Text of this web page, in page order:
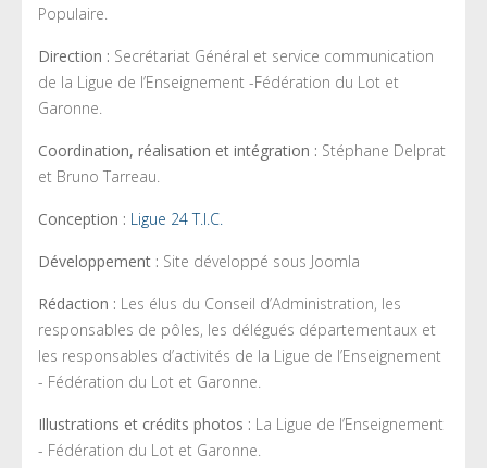
Populaire.
Direction : Secrétariat Général et service communication
de la Ligue de l’Enseignement -Fédération du Lot et
Garonne.
Coordination, réalisation et intégration : Stéphane Delprat
et Bruno Tarreau.
Conception : Ligue 24 T.I.C.
Développement : Site développé sous Joomla
Rédaction : Les élus du Conseil d’Administration, les
responsables de pôles, les délégués départementaux et
les responsables d’activités de la Ligue de l’Enseignement
- Fédération du Lot et Garonne.
Illustrations et crédits photos : La Ligue de l’Enseignement
- Fédération du Lot et Garonne.